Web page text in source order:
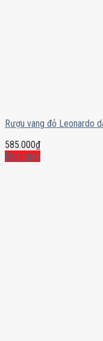
Rượu vang đỏ Leonardo
585.000₫
Mua ngay